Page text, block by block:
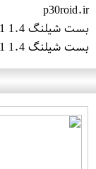
p30roid.ir
بست شیلنگ 1.4 1
بست شیلنگ 1.4 1 . . . . . . . . . Hose clamp 1 1.4